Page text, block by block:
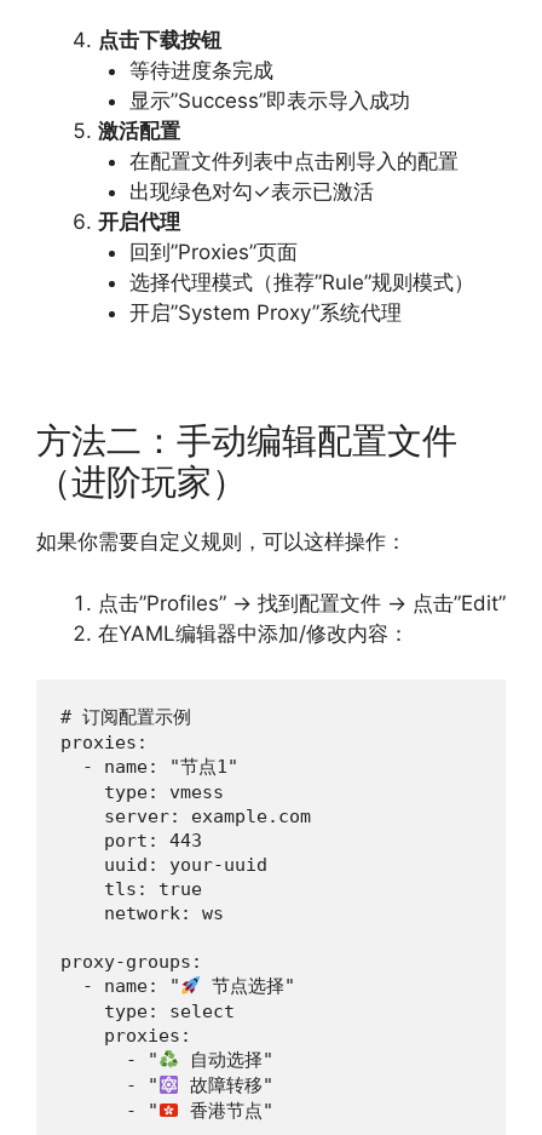
点击下载按钮
等待进度条完成
显示”Success”即表示导入成功
激活配置
在配置文件列表中点击刚导入的配置
出现绿色对勾✓表示已激活
开启代理
回到”Proxies”页面
选择代理模式（推荐”Rule”规则模式）
开启”System Proxy”系统代理
方法二：手动编辑配置文件
（进阶玩家）
如果你需要自定义规则，可以这样操作：
点击”Profiles” → 找到配置文件 → 点击”Edit”
在YAML编辑器中添加/修改内容：
# 订阅配置示例
proxies:
  - name: "节点1"
    type: vmess
    server: example.com
    port: 443
    uuid: your-uuid
    tls: true
    network: ws
proxy-groups:
  - name: "
节点选择"
    type: select
    proxies:
      - "
自动选择"
      - "
故障转移"
      - "
香港节点"